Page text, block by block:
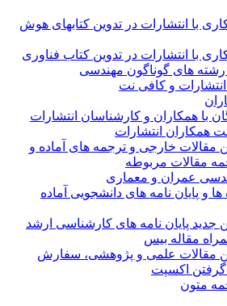
با انتشارات در تدوین کتابهای هوش
با انتشارات در تدوین کتاب فناوری
رشته های گوناگون مهندسی
و کافی نت
با همکاران و کارشناسان انتشارات
همکاران انتشارات
مقالات خارجی و ترجمه های آماده و
مقالات مربوطه
عمران و معماری
و پایان نامه های دانشجویی آماده
جدید پایان نامه های کارشناسی ارشد
مقاله بیس
مقالات علمی و پژوهشی، سفارش
متون